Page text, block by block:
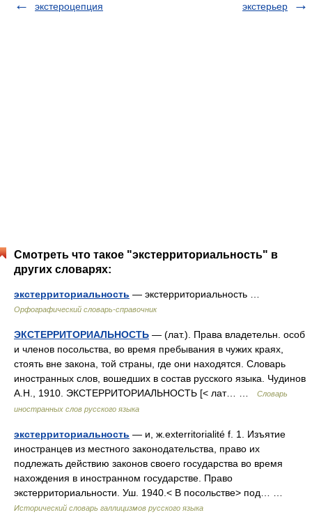
экстероцепция экстерьер
Смотреть что такое "экстерриториальность" в
других словарях:
экстерриториальность — экстерриториальность …
Орфографический словарь-справочник
ЭКСТЕРРИТОРИАЛЬНОСТЬ — (лат.). Права владетельн. особ
и членов посольства, во время пребывания в чужих краях,
стоять вне закона, той страны, где они находятся. Словарь
иностранных слов, вошедших в состав русского языка. Чудинов
А.Н., 1910. ЭКСТЕРРИТОРИАЛЬНОСТЬ [< лат… …
Словарь
иностранных слов русского языка
экстерриториальность — и, ж.exterritorialité f. 1. Изъятие
иностранцев из местного законодательства, право их
подлежать действию законов своего государства во время
нахождения в иностранном государстве. Право
экстерриториальности. Уш. 1940.< В посольстве> под… …
Исторический словарь галлицизмов русского языка